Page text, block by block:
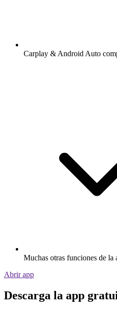
Carplay & Android Auto
Muchas otras funciones de la
Abrir app
Descarga la app